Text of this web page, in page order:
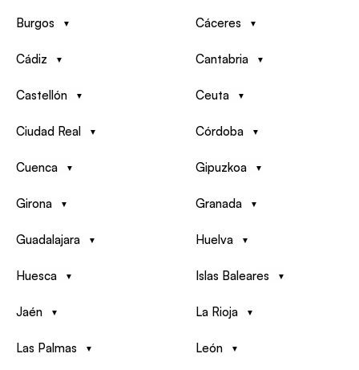
Burgos Cáceres
Cádiz Cantabria
Castellón Ceuta
Ciudad Real Córdoba
Cuenca Gipuzkoa
Girona Granada
Guadalajara Huelva
Huesca Islas Baleares
Jaén La Rioja
Las Palmas León